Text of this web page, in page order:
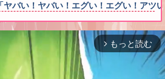
ヤバい！ヤバい！エグい！エグい！アツ
arrow_forward_ios もっと読む